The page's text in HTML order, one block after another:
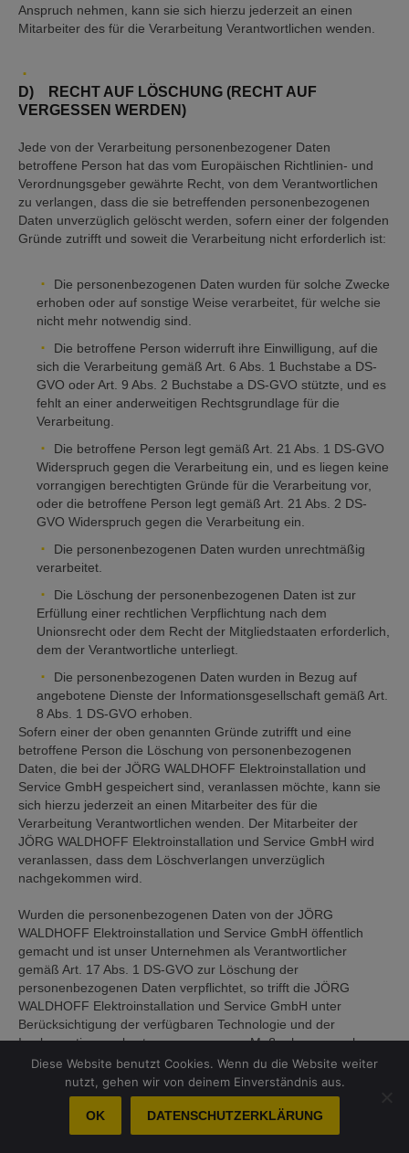
Anspruch nehmen, kann sie sich hierzu jederzeit an einen
Mitarbeiter des für die Verarbeitung Verantwortlichen wenden.
D) RECHT AUF LÖSCHUNG (RECHT AUF
VERGESSEN WERDEN)
Jede von der Verarbeitung personenbezogener Daten
betroffene Person hat das vom Europäischen Richtlinien- und
Verordnungsgeber gewährte Recht, von dem Verantwortlichen
zu verlangen, dass die sie betreffenden personenbezogenen
Daten unverzüglich gelöscht werden, sofern einer der folgenden
Gründe zutrifft und soweit die Verarbeitung nicht erforderlich ist:
Die personenbezogenen Daten wurden für solche Zwecke
erhoben oder auf sonstige Weise verarbeitet, für welche sie
nicht mehr notwendig sind.
Die betroffene Person widerruft ihre Einwilligung, auf die
sich die Verarbeitung gemäß Art. 6 Abs. 1 Buchstabe a DS-
GVO oder Art. 9 Abs. 2 Buchstabe a DS-GVO stützte, und es
fehlt an einer anderweitigen Rechtsgrundlage für die
Verarbeitung.
Die betroffene Person legt gemäß Art. 21 Abs. 1 DS-GVO
Widerspruch gegen die Verarbeitung ein, und es liegen keine
vorrangigen berechtigten Gründe für die Verarbeitung vor,
oder die betroffene Person legt gemäß Art. 21 Abs. 2 DS-
GVO Widerspruch gegen die Verarbeitung ein.
Die personenbezogenen Daten wurden unrechtmäßig
verarbeitet.
Die Löschung der personenbezogenen Daten ist zur
Erfüllung einer rechtlichen Verpflichtung nach dem
Unionsrecht oder dem Recht der Mitgliedstaaten erforderlich,
dem der Verantwortliche unterliegt.
Die personenbezogenen Daten wurden in Bezug auf
angebotene Dienste der Informationsgesellschaft gemäß Art.
8 Abs. 1 DS-GVO erhoben.
Sofern einer der oben genannten Gründe zutrifft und eine
betroffene Person die Löschung von personenbezogenen
Daten, die bei der JÖRG WALDHOFF Elektroinstallation und
Service GmbH gespeichert sind, veranlassen möchte, kann sie
sich hierzu jederzeit an einen Mitarbeiter des für die
Verarbeitung Verantwortlichen wenden. Der Mitarbeiter der
JÖRG WALDHOFF Elektroinstallation und Service GmbH wird
veranlassen, dass dem Löschverlangen unverzüglich
nachgekommen wird.
Wurden die personenbezogenen Daten von der JÖRG
WALDHOFF Elektroinstallation und Service GmbH öffentlich
gemacht und ist unser Unternehmen als Verantwortlicher
gemäß Art. 17 Abs. 1 DS-GVO zur Löschung der
personenbezogenen Daten verpflichtet, so trifft die JÖRG
WALDHOFF Elektroinstallation und Service GmbH unter
Berücksichtigung der verfügbaren Technologie und der
Implementierungskosten angemessene Maßnahmen, auch
technischer Art, um andere für die Datenverarbeitung
Verantwortliche, welche die veröffentlichten
personenbezogenen Daten verarbeiten, darüber in Kenntnis zu
setzen, dass die betroffene Person von diesen anderen für die
Datenverarbeitung Verantwortlichen die Löschung sämtlicher
Diese Website benutzt Cookies. Wenn du die Website weiter
nutzt, gehen wir von deinem Einverständnis aus.
OK DATENSCHUTZERKLÄRUNG